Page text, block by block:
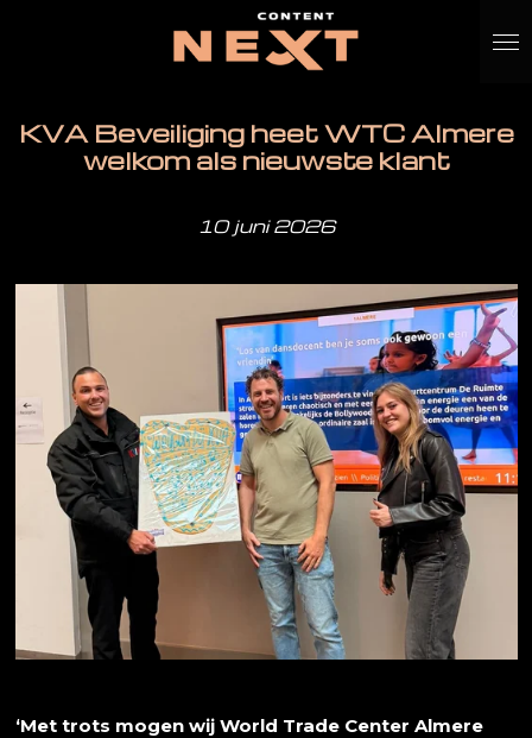
hoofdinhoud
KVA Beveiliging heet WTC Almere
welkom als nieuwste klant
10 juni 2026
‘Met trots mogen wij World Trade Center Almere